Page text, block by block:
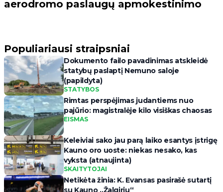
aerodromo paslaugų apmokestinimo
Populiariausi straipsniai
Dokumento failo pavadinimas atskleidė
statybų paslaptį Nemuno saloje
(papildyta)
STATYBOS
Rimtas perspėjimas judantiems nuo
pajūrio: magistralėje kilo visiškas chaosas
EISMAS
Keleiviai sako jau parą laiko esantys įstrigę
Kauno oro uoste: niekas nesako, kas
vyksta (atnaujinta)
SKAITYTOJAI
Netikėta žinia: K. Evansas pasirašė sutartį